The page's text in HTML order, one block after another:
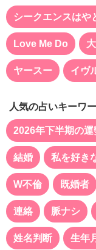
シークエンスはや
Love Me Do
ヤースー イヴ
人気の占いキーワ
2026年下半期の運
結婚 私を好き
W不倫 既婚者
連絡 脈ナシ
姓名判断 生年